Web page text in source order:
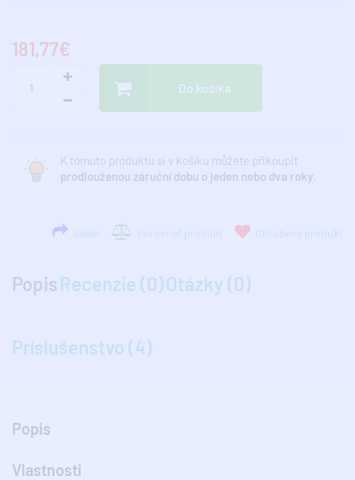
181,77€
Do košíka
K tomuto produktu si v košíku můžete přikoupit
prodlouženou záruční dobu o jeden nebo dva roky
Sdílet Porovnať produkt Obľúbený produkt
PopisRecenzie (0)Otázky (0)
Príslušenstvo (4)
Popis
Vlastnosti